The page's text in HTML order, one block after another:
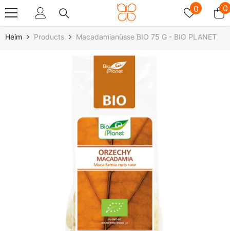
0 00
Heim Products Macadamianüsse BIO 75 G - BIO PLANET